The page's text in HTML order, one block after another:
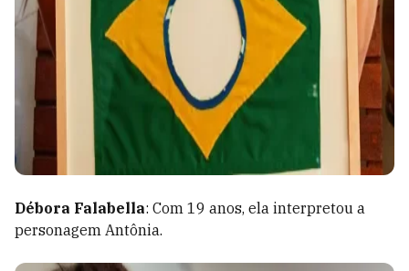
Débora Falabella: Com 19 anos, ela interpretou a
personagem Antônia.